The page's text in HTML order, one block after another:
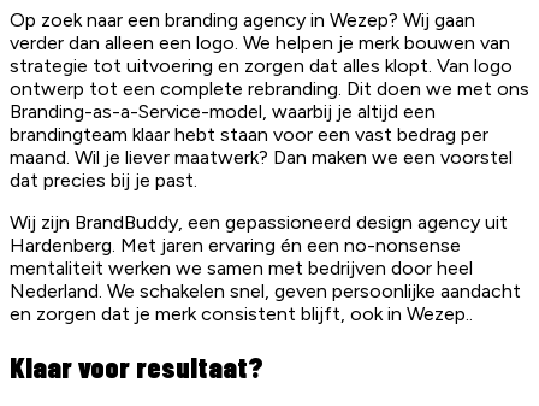
Op zoek naar een branding agency in Wezep? Wij gaan
verder dan alleen een logo. We helpen je merk bouwen van
strategie tot uitvoering en zorgen dat alles klopt. Van logo
ontwerp tot een complete rebranding. Dit doen we met ons
Branding-as-a-Service-model, waarbij je altijd een
brandingteam klaar hebt staan voor een vast bedrag per
maand. Wil je liever maatwerk? Dan maken we een voorstel
dat precies bij je past.
Wij zijn BrandBuddy, een gepassioneerd design agency uit
Hardenberg. Met jaren ervaring én een no-nonsense
mentaliteit werken we samen met bedrijven door heel
Nederland. We schakelen snel, geven persoonlijke aandacht
en zorgen dat je merk consistent blijft, ook in Wezep..
Klaar voor resultaat?